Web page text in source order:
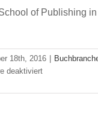
of Publishing
18th, 2016
deaktiviertfür
Kalkutta